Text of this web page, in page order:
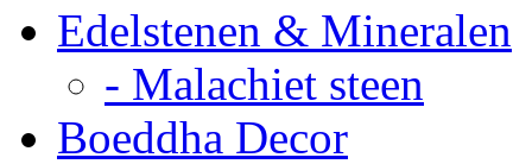
Edelstenen & Mineralen
- Malachiet steen
Boeddha Decor